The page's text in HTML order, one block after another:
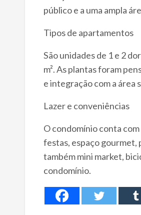
público e a uma ampla
Tipos de apartamentos
São unidades de 1 e 2
m². As plantas foram
e integração com a área
Lazer e conveniências
O condomínio conta
festas, espaço gourmet,
também mini market,
condomínio.